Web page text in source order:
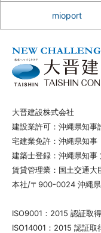
mioport
大晋建設株式会社
建設業許可：沖縄県知
宅建業免許：沖縄県知
建築士登録：沖縄県知事
賃貸管理業：国土交通
本社/〒900-0024 沖縄
ISO9001：2015 認証取得
ISO14001：2015 認証取